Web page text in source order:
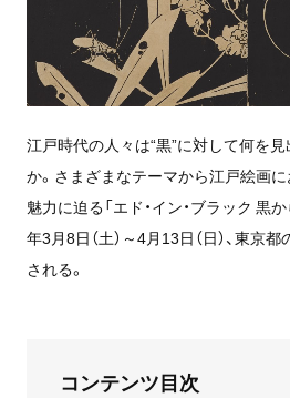
江戸時代の人々は“黒”に対して何を
か。さまざまなテーマから江戸絵画に
魅力に迫る「エド・イン・ブラック 黒
年3月8日（土）～4月13日（日）、東京
される。
コンテンツ目次